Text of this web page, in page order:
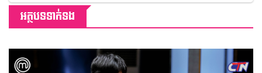
អត្ថបទទាក់ទង